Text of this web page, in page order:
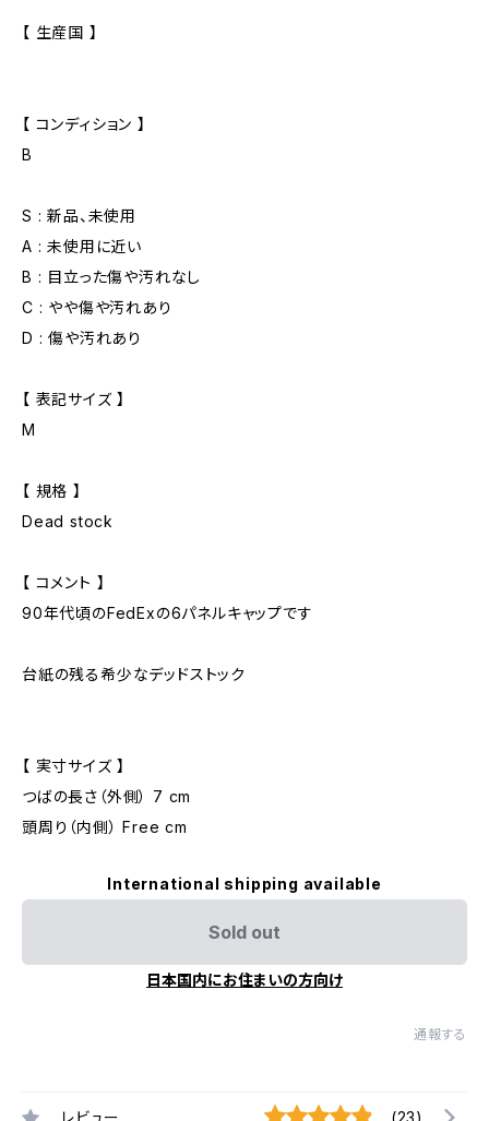
【 生産国 】
【 コンディション 】
B
S : 新品、未使用
A : 未使用に近い
B : 目立った傷や汚れなし
C : やや傷や汚れあり
D : 傷や汚れあり
【 表記サイズ 】
M
【 規格 】
Dead stock
【 コメント 】
90年代頃のFedExの6パネルキャップです
台紙の残る希少なデッドストック
【 実寸サイズ 】
つばの長さ（外側） 7 cm
頭周り（内側） Free cm
International shipping available
Sold out
日本国内にお住まいの方向け
通報する
レビュー (23)